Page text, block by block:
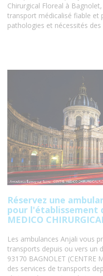
Chirurgical Floreal à
transport médicalisé fiable et
pathologies et nécessités des
Réservez une
pour l'établissement
MEDICO
Les ambulances Anjali vous
transports depuis ou vers un
93170 BAGNOLET (CENTRE
des services de transports